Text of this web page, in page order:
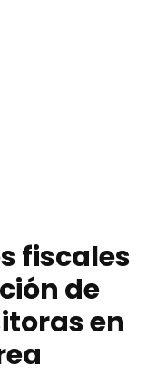
fiscales
de
en